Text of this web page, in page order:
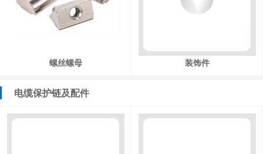
螺丝螺母 装饰件
电缆保护链及配件